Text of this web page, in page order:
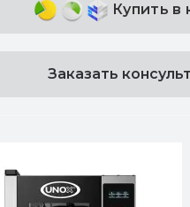
Купить в
Заказать